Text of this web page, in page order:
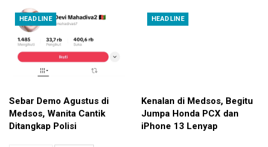
HEADLINE
Sebar Demo Agustus di
Medsos, Wanita Cantik
Ditangkap Polisi
HEADLINE
Kenalan di Medsos, Begitu
Jumpa Honda PCX dan
iPhone 13 Lenyap